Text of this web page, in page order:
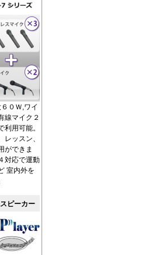
０Ｗ,ワイ
線マイク２
利用可能。
レッスン、
ができま
対応で運動
室内外を
ピーカー